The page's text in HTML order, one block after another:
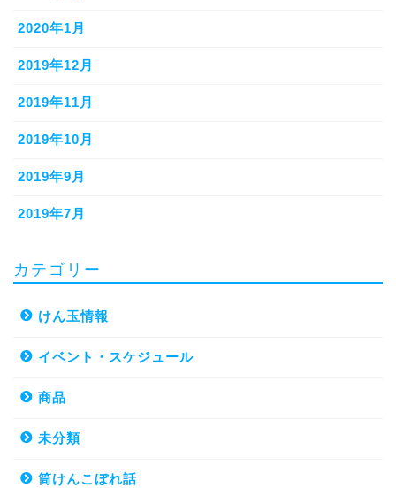
2020年1月
2019年12月
2019年11月
2019年10月
2019年9月
2019年7月
カテゴリー
けん玉情報
イベント・スケジュール
商品
未分類
筒けんこぼれ話